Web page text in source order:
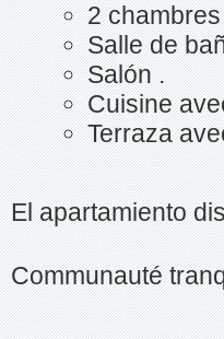
2
Salle de
Salón.
Cuisine
Terraza
El apartamiento
Communauté